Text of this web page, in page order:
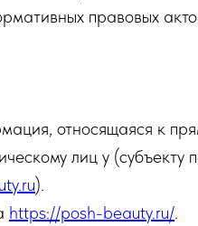
правовых
относящаяся к
лиц у (субъекту
).
https://posh-beauty.ru/.